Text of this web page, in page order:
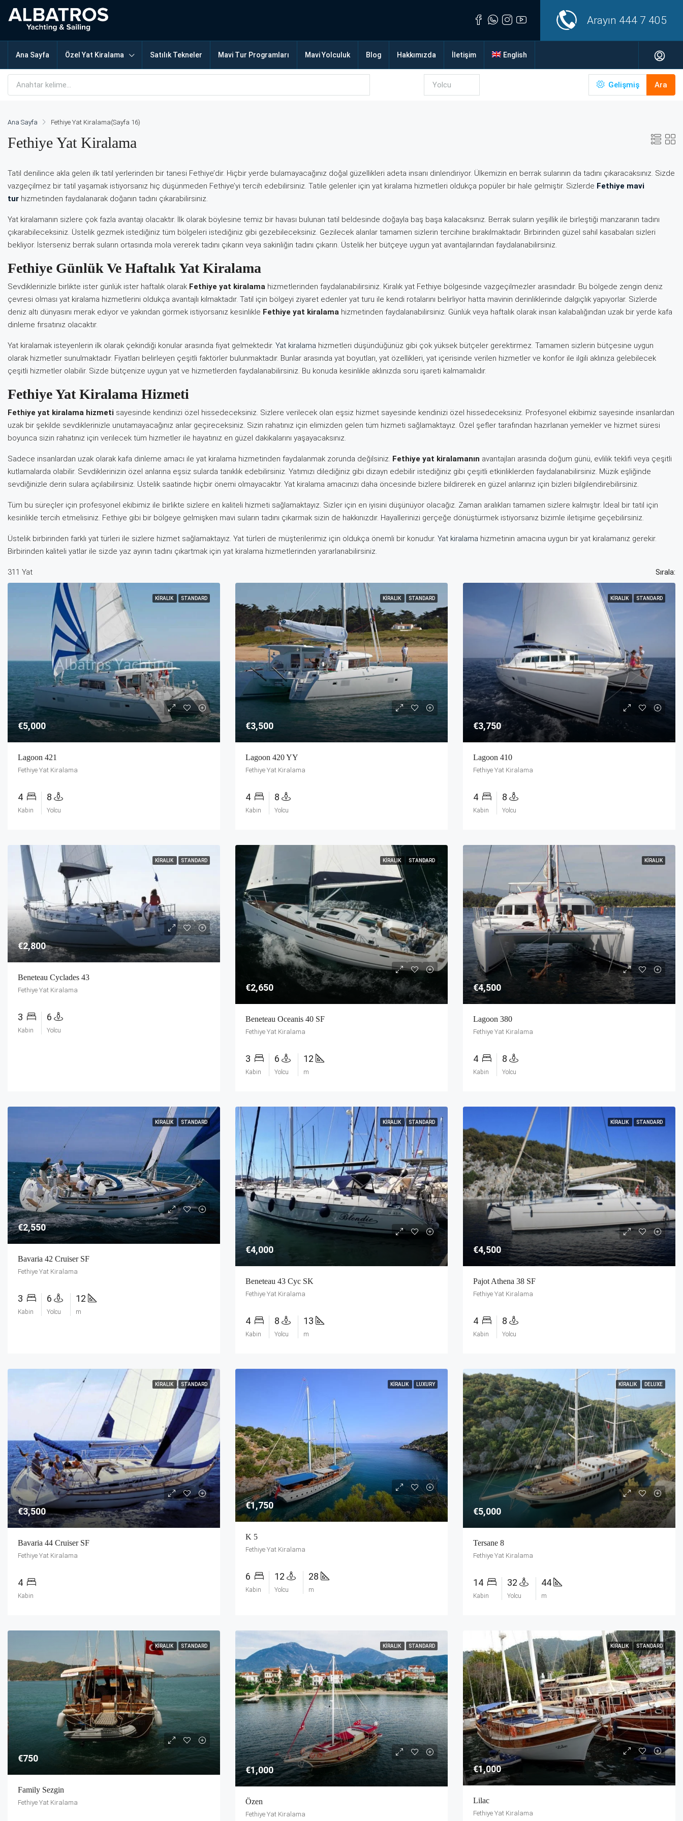
Arayın 444 7 405
Ana Sayfa Özel Yat Kiralama Satılık Tekneler Mavi Tur Programları Mavi Yolculuk Blog Hakkımızda İletişim English
Gelişmiş Ara
Ana Sayfa Fethiye Yat Kiralama(Sayfa 16)
Fethiye Yat Kiralama
Tatil denilince akla gelen ilk tatil yerlerinden bir tanesi Fethiye’dir. Hiçbir yerde bulamayacağınız doğal güzellikleri adeta insanı dinlendiriyor. Ülkemizin en berrak sularının da tadını çıkaracaksınız. Sizde
vazgeçilmez bir tatil yaşamak istiyorsanız hiç düşünmeden Fethiye’yi tercih edebilirsiniz. Tatile gelenler için yat kiralama hizmetleri oldukça popüler bir hale gelmiştir. Sizlerde Fethiye mavi
tur hizmetinden faydalanarak doğanın tadını çıkarabilirsiniz.
Yat kiralamanın sizlere çok fazla avantajı olacaktır. İlk olarak böylesine temiz bir havası bulunan tatil beldesinde doğayla baş başa kalacaksınız. Berrak suların yeşillik ile birleştiği manzaranın tadını
çıkarabileceksiniz. Üstelik gezmek istediğiniz tüm bölgeleri istediğiniz gibi gezebileceksiniz. Gezilecek alanlar tamamen sizlerin tercihine bırakılmaktadır. Birbirinden güzel sahil kasabaları sizleri
bekliyor. İsterseniz berrak suların ortasında mola vererek tadını çıkarın veya sakinliğin tadını çıkarın. Üstelik her bütçeye uygun yat avantajlarından faydalanabilirsiniz.
Fethiye Günlük Ve Haftalık Yat Kiralama
Sevdiklerinizle birlikte ister günlük ister haftalık olarak Fethiye yat kiralama hizmetlerinden faydalanabilirsiniz. Kiralık yat Fethiye bölgesinde vazgeçilmezler arasındadır. Bu bölgede zengin deniz
çevresi olması yat kiralama hizmetlerini oldukça avantajlı kılmaktadır. Tatil için bölgeyi ziyaret edenler yat turu ile kendi rotalarını belirliyor hatta mavinin derinliklerinde dalgıçlık yapıyorlar. Sizlerde
deniz altı dünyasını merak ediyor ve yakından görmek istiyorsanız kesinlikle Fethiye yat kiralama hizmetinden faydalanabilirsiniz. Günlük veya haftalık olarak insan kalabalığından uzak bir yerde kafa
dinleme fırsatınız olacaktır.
Yat kiralamak isteyenlerin ilk olarak çekindiği konular arasında fiyat gelmektedir. Yat kiralama hizmetleri düşündüğünüz gibi çok yüksek bütçeler gerektirmez. Tamamen sizlerin bütçesine uygun
olarak hizmetler sunulmaktadır. Fiyatları belirleyen çeşitli faktörler bulunmaktadır. Bunlar arasında yat boyutları, yat özellikleri, yat içerisinde verilen hizmetler ve konfor ile ilgili aklınıza gelebilecek
çeşitli hizmetler olabilir. Sizde bütçenize uygun yat ve hizmetlerden faydalanabilirsiniz. Bu konuda kesinlikle aklınızda soru işareti kalmamalıdır.
Fethiye Yat Kiralama Hizmeti
Fethiye yat kiralama hizmeti sayesinde kendinizi özel hissedeceksiniz. Sizlere verilecek olan eşsiz hizmet sayesinde kendinizi özel hissedeceksiniz. Profesyonel ekibimiz sayesinde insanlardan
uzak bir şekilde sevdiklerinizle unutamayacağınız anlar geçireceksiniz. Sizin rahatınız için elimizden gelen tüm hizmeti sağlamaktayız. Özel şefler tarafından hazırlanan yemekler ve hizmet süresi
boyunca sizin rahatınız için verilecek tüm hizmetler ile hayatınız en güzel dakikalarını yaşayacaksınız.
Sadece insanlardan uzak olarak kafa dinleme amacı ile yat kiralama hizmetinden faydalanmak zorunda değilsiniz. Fethiye yat kiralamanın avantajları arasında doğum günü, evlilik teklifi veya çeşitli
kutlamalarda olabilir. Sevdiklerinizin özel anlarına eşsiz sularda tanıklık edebilirsiniz. Yatımızı dilediğiniz gibi dizayn edebilir istediğiniz gibi çeşitli etkinliklerden faydalanabilirsiniz. Müzik eşliğinde
sevdiğinizle derin sulara açılabilirsiniz. Üstelik saatinde hiçbir önemi olmayacaktır. Yat kiralama amacınızı daha öncesinde bizlere bildirerek en güzel anlarınız için bizleri bilgilendirebilirsiniz.
Tüm bu süreçler için profesyonel ekibimiz ile birlikte sizlere en kaliteli hizmeti sağlamaktayız. Sizler için en iyisini düşünüyor olacağız. Zaman aralıkları tamamen sizlere kalmıştır. İdeal bir tatil için
kesinlikle tercih etmelisiniz. Fethiye gibi bir bölgeye gelmişken mavi suların tadını çıkarmak sizin de hakkınızdır. Hayallerinizi gerçeğe dönüştürmek istiyorsanız bizimle iletişime geçebilirsiniz.
Üstelik birbirinden farklı yat türleri ile sizlere hizmet sağlamaktayız. Yat türleri de müşterilerimiz için oldukça önemli bir konudur. Yat kiralama hizmetinin amacına uygun bir yat kiralamanız gerekir.
Birbirinden kaliteli yatlar ile sizde yaz ayının tadını çıkartmak için yat kiralama hizmetlerinden yararlanabilirsiniz.
311 Yat Sırala:
KIRALIK STANDARD
€5,000
Lagoon 421
Fethiye Yat Kiralama
4
Kabin
8
Yolcu
KIRALIK STANDARD
€3,500
Lagoon 420 YY
Fethiye Yat Kiralama
4
Kabin
8
Yolcu
KIRALIK STANDARD
€3,750
Lagoon 410
Fethiye Yat Kiralama
4
Kabin
8
Yolcu
KIRALIK STANDARD
€2,800
Beneteau Cyclades 43
Fethiye Yat Kiralama
3
Kabin
6
Yolcu
KIRALIK STANDARD
€2,650
Beneteau Oceanis 40 SF
Fethiye Yat Kiralama
3
Kabin
6
Yolcu
12
m
KIRALIK
€4,500
Lagoon 380
Fethiye Yat Kiralama
4
Kabin
8
Yolcu
KIRALIK STANDARD
€2,550
Bavaria 42 Cruiser SF
Fethiye Yat Kiralama
3
Kabin
6
Yolcu
12
m
KIRALIK STANDARD
€4,000
Beneteau 43 Cyc SK
Fethiye Yat Kiralama
4
Kabin
8
Yolcu
13
m
KIRALIK STANDARD
€4,500
Pajot Athena 38 SF
Fethiye Yat Kiralama
4
Kabin
8
Yolcu
KIRALIK STANDARD
€3,500
Bavaria 44 Cruiser SF
Fethiye Yat Kiralama
4
Kabin
KIRALIK LUXURY
€1,750
K 5
Fethiye Yat Kiralama
6
Kabin
12
Yolcu
28
m
KIRALIK DELUXE
€5,000
Tersane 8
Fethiye Yat Kiralama
14
Kabin
32
Yolcu
44
m
KIRALIK STANDARD
€750
Family Sezgin
Fethiye Yat Kiralama
KIRALIK STANDARD
€1,000
Özen
Fethiye Yat Kiralama
KIRALIK STANDARD
€1,000
Lilac
Fethiye Yat Kiralama